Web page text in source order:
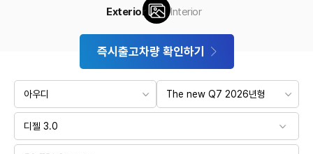
Exterior Interior
즉시출고차량 확인하기